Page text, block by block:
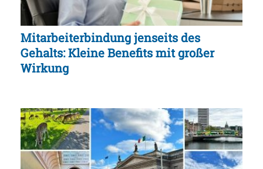
Mitarbeiterbindung jenseits des
Gehalts: Kleine Benefits mit großer
Wirkung